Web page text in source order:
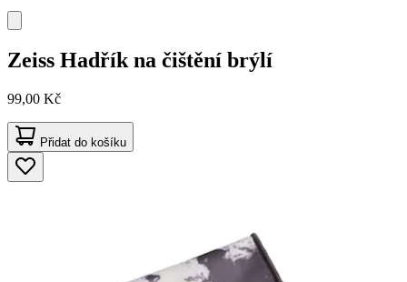
Zeiss Hadřík na čištění brýlí
99,00 Kč
Přidat do košíku